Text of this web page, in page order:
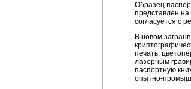
Образец
представлен
согласуется с
В новом
печать,
лазерным
паспортную
опытно-